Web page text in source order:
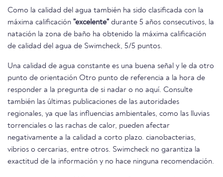
Como la calidad del agua también ha sido clasificada con la
máxima calificación "excelente" durante 5 años consecutivos, la
natación la zona de baño ha obtenido la máxima calificación
de calidad del agua de Swimcheck, 5/5 puntos.
Una calidad de agua constante es una buena señal y le da otro
punto de orientación Otro punto de referencia a la hora de
responder a la pregunta de si nadar o no aquí. Consulte
también las últimas publicaciones de las autoridades
regionales, ya que las influencias ambientales, como las lluvias
torrenciales o las rachas de calor, pueden afectar
negativamente a la calidad a corto plazo. cianobacterias,
vibrios o cercarias, entre otros. Swimcheck no garantiza la
exactitud de la información y no hace ninguna recomendación.